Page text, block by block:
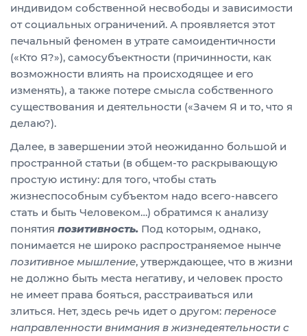
индивидом собственной несвободы и зависимости
от социальных ограничений. А проявляется этот
печальный феномен в утрате самоидентичности
(«Кто Я?»), самосубъектности (причинности, как
возможности влиять на происходящее и его
изменять), а также потере смысла собственного
существования и деятельности («Зачем Я и то, что я
делаю?).
Далее, в завершении этой неожиданно большой и
пространной статьи (в общем-то раскрывающую
простую истину: для того, чтобы стать
жизнеспособным субъектом надо всего-навсего
стать и быть Человеком…) обратимся к анализу
понятия позитивность. Под которым, однако,
понимается не широко распространяемое нынче
позитивное мышление, утверждающее, что в жизни
не должно быть места негативу, и человек просто
не имеет права бояться, расстраиваться или
злиться. Нет, здесь речь идет о другом: переносе
направленности внимания в жизнедеятельности с